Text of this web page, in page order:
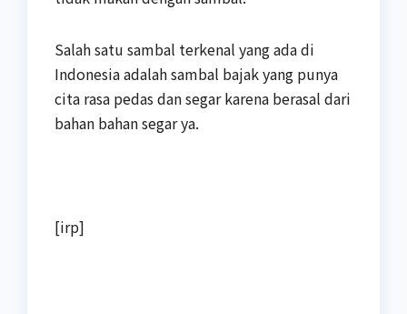
Salah satu sambal terkenal yang ada di
Indonesia adalah sambal bajak yang punya
cita rasa pedas dan segar karena berasal dari
bahan bahan segar ya.
[irp]